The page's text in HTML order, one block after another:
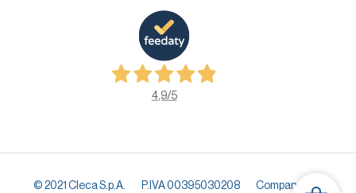
4,9/5
© 2021 Cleca S.p.A. P.IVA 00395030208 Company info